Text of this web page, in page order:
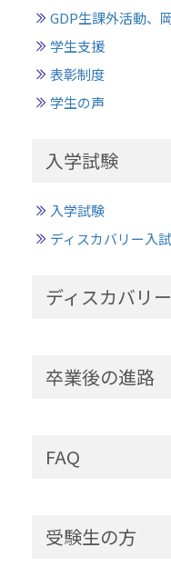
GDP生課外活動、
学生支援
表彰制度
学生の声
入学試験
入学試験
ディスカバリー入
ディスカバリ
卒業後の進路
FAQ
受験生の方